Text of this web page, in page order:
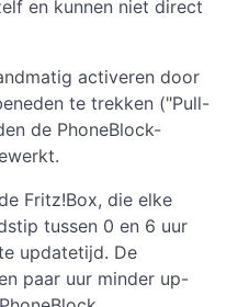
en kunnen niet direct
activeren door
te trekken ("Pull-
de PhoneBlock-
Fritz!Box, die elke
tussen 0 en 6 uur
updatetijd. De
paar uur minder up-